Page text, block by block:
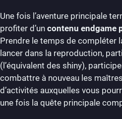
Une fois l’aventure principale
profiter d’un contenu endgame
Prendre le temps de compléter
lancer dans la reproduction,
(l’équivalent des shiny),
combattre à nouveau les
d’activités auxquelles vous
une fois la quête principale